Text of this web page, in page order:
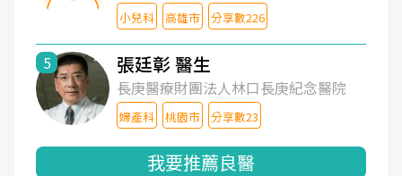
小兒科 高雄市 分享數226
5 張廷彰 醫生
長庚醫療財團法人林口長庚紀念醫院
婦產科 桃園市 分享數23
我要推薦良醫